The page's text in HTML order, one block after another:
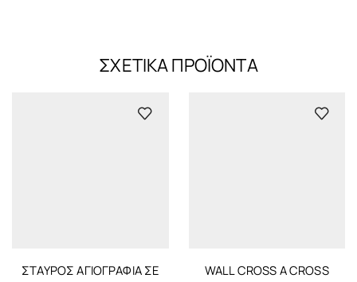
ΣΧΕΤΙΚΆ ΠΡΟΪΌΝΤΑ
ΣΤΑΥΡΌΣ ΑΓΙΟΓΡΑΦΊΑ ΣΕ
WALL CROSS A CROSS